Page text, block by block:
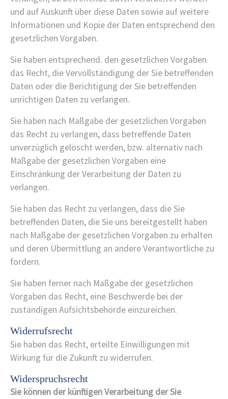
und auf Auskunft über diese Daten sowie auf weitere
Informationen und Kopie der Daten entsprechend den
gesetzlichen Vorgaben.
Sie haben entsprechend. den gesetzlichen Vorgaben
das Recht, die Vervollständigung der Sie betreffenden
Daten oder die Berichtigung der Sie betreffenden
unrichtigen Daten zu verlangen.
Sie haben nach Maßgabe der gesetzlichen Vorgaben
das Recht zu verlangen, dass betreffende Daten
unverzüglich gelöscht werden, bzw. alternativ nach
Maßgabe der gesetzlichen Vorgaben eine
Einschränkung der Verarbeitung der Daten zu
verlangen.
Sie haben das Recht zu verlangen, dass die Sie
betreffenden Daten, die Sie uns bereitgestellt haben
nach Maßgabe der gesetzlichen Vorgaben zu erhalten
und deren Übermittlung an andere Verantwortliche zu
fordern.
Sie haben ferner nach Maßgabe der gesetzlichen
Vorgaben das Recht, eine Beschwerde bei der
zuständigen Aufsichtsbehörde einzureichen.
Widerrufsrecht
Sie haben das Recht, erteilte Einwilligungen mit
Wirkung für die Zukunft zu widerrufen.
Widerspruchsrecht
Sie können der künftigen Verarbeitung der Sie